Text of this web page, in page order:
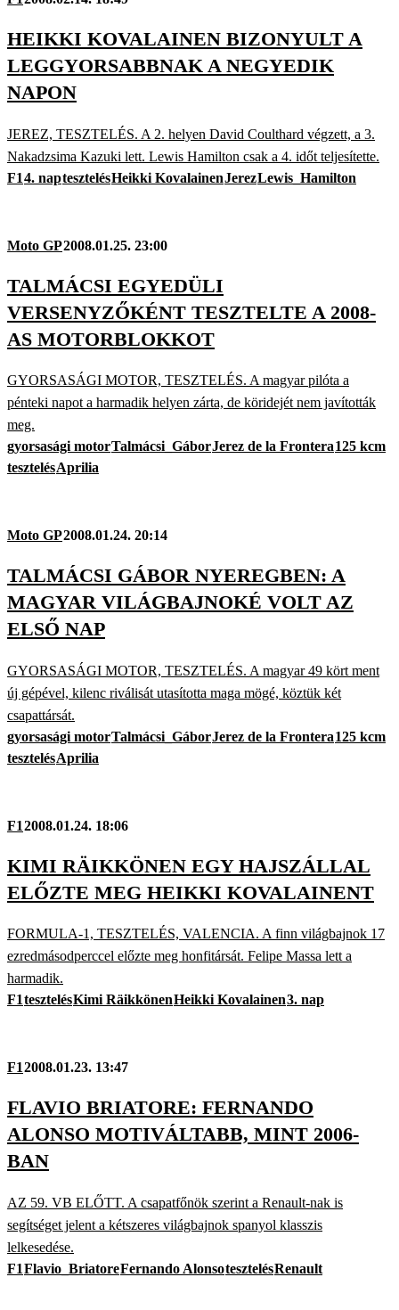
HEIKKI KOVALAINEN BIZONYULT A
LEGGYORSABBNAK A NEGYEDIK
NAPON
JEREZ, TESZTELÉS. A 2. helyen David Coulthard végzett, a 3.
Nakadzsima Kazuki lett. Lewis Hamilton csak a 4. időt teljesítette.
F14. naptesztelésHeikki KovalainenJerezLewis_Hamilton
Moto GP2008.01.25. 23:00
TALMÁCSI EGYEDÜLI
VERSENYZŐKÉNT TESZTELTE A 2008-
AS MOTORBLOKKOT
GYORSASÁGI MOTOR, TESZTELÉS. A magyar pilóta a
pénteki napot a harmadik helyen zárta, de köridejét nem javították
meg.
gyorsasági motorTalmácsi_GáborJerez de la Frontera125 kcm
tesztelésAprilia
Moto GP2008.01.24. 20:14
TALMÁCSI GÁBOR NYEREGBEN: A
MAGYAR VILÁGBAJNOKÉ VOLT AZ
ELSŐ NAP
GYORSASÁGI MOTOR, TESZTELÉS. A magyar 49 kört ment
új gépével, kilenc riválisát utasította maga mögé, köztük két
csapattársát.
gyorsasági motorTalmácsi_GáborJerez de la Frontera125 kcm
tesztelésAprilia
F12008.01.24. 18:06
KIMI RÄIKKÖNEN EGY HAJSZÁLLAL
ELŐZTE MEG HEIKKI KOVALAINENT
FORMULA-1, TESZTELÉS, VALENCIA. A finn világbajnok 17
ezredmásodperccel előzte meg honfitársát. Felipe Massa lett a
harmadik.
F1tesztelésKimi RäikkönenHeikki Kovalainen3. nap
F12008.01.23. 13:47
FLAVIO BRIATORE: FERNANDO
ALONSO MOTIVÁLTABB, MINT 2006-
BAN
AZ 59. VB ELŐTT. A csapatfőnök szerint a Renault-nak is
segítséget jelent a kétszeres világbajnok spanyol klasszis
lelkesedése.
F1Flavio_BriatoreFernando AlonsotesztelésRenault